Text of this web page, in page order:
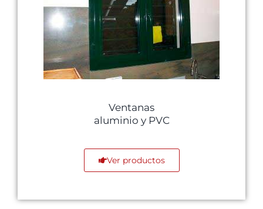
Ventanas
aluminio y PVC
Ver productos